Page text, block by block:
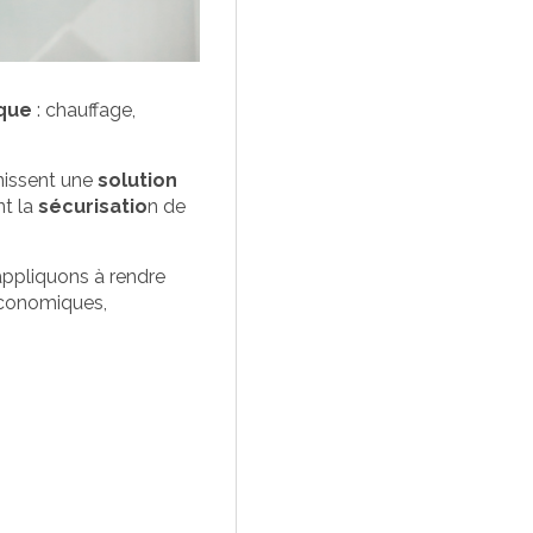
: chauffage,
une solution
la sécurisation de
à rendre